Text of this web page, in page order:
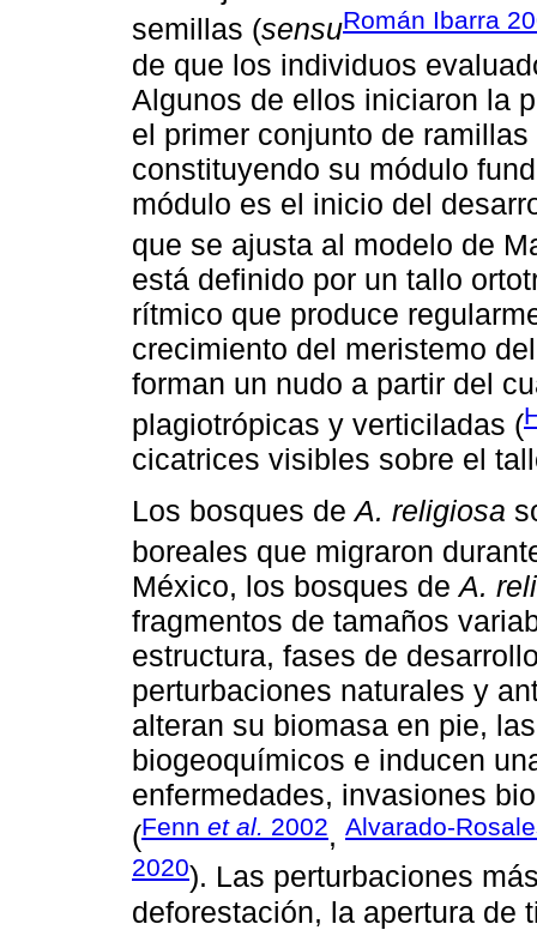
semillas (sensuRomán Ibarra
de que los individuos
Algunos de ellos iniciaron la
el primer conjunto de
constituyendo su módulo
módulo es el inicio del
que se ajusta al modelo de
está definido por un tallo
rítmico que produce
crecimiento del meristemo
forman un nudo a partir del
plagiotrópicas y verticiladas (
cicatrices visibles sobre el
Los bosques de A. religiosa
boreales que migraron
México, los bosques deA.
fragmentos de tamaños
estructura, fases de
perturbaciones naturales y
alteran su biomasa en pie,
biogeoquímicos e inducen
enfermedades, invasiones
(Fenn et al. 2002, Alvarado-
2020). Las perturbaciones
deforestación, la apertura de